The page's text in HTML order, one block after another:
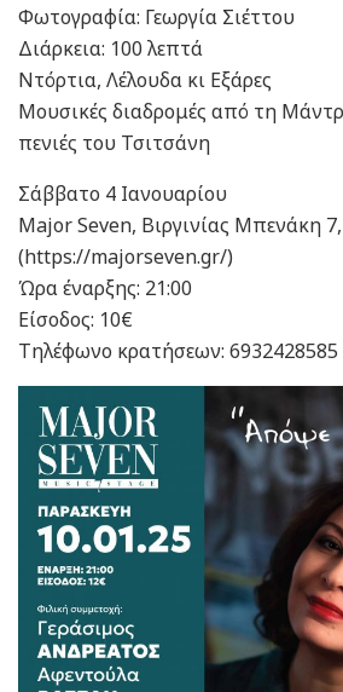
Φωτογραφία: Γεωργία Σιέττου
Διάρκεια: 100 λεπτά
Ντόρτια, Λέλουδα κι Εξάρες
Μουσικές διαδρομές από τη
πενιές του Τσιτσάνη
Σάββατο 4 Ιανουαρίου
Major Seven, Βιργινίας Μπενάκη
(https://majorseven.gr/)
Ώρα έναρξης: 21:00
Είσοδος: 10€
Tηλέφωνο κρατήσεων: 6932428585